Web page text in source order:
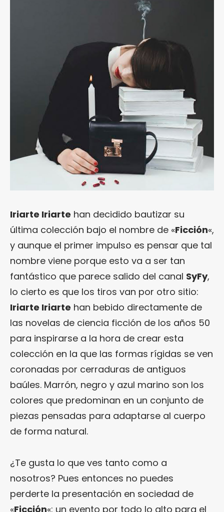
Iriarte Iriarte han decidido bautizar su
última colección bajo el nombre de «Ficción«,
y aunque el primer impulso es pensar que tal
nombre viene porque esto va a ser tan
fantástico que parece salido del canal SyFy,
lo cierto es que los tiros van por otro sitio:
Iriarte Iriarte han bebido directamente de
las novelas de ciencia ficción de los años 50
para inspirarse a la hora de crear esta
colección en la que las formas rígidas se ven
coronadas por cerraduras de antiguos
baúles. Marrón, negro y azul marino son los
colores que predominan en un conjunto de
piezas pensadas para adaptarse al cuerpo
de forma natural.
¿Te gusta lo que ves tanto como a
nosotros? Pues entonces no puedes
perderte la presentación en sociedad de
«Ficción«: un evento por todo lo alto para el